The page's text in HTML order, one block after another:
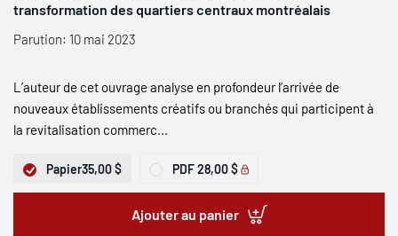
transformation des quartiers centraux montréalais
Parution: 10 mai 2023
L’auteur de cet ouvrage analyse en profondeur l’arrivée de
nouveaux établissements créatifs ou branchés qui participent à
la revitalisation commerc...
Papier35,00 $ PDF28,00 $
Ajouter au panier